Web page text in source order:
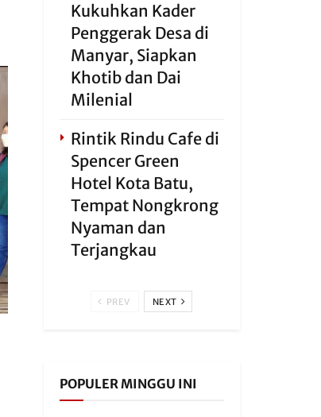
Kukuhkan Kader
Penggerak Desa di
Manyar, Siapkan
Khotib dan Dai
Milenial
Rintik Rindu Cafe di
Spencer Green
Hotel Kota Batu,
Tempat Nongkrong
Nyaman dan
Terjangkau
PREV NEXT
POPULER MINGGU INI